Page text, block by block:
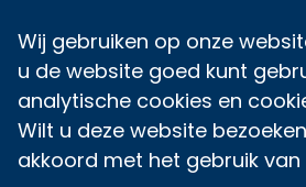
Wij gebruiken op onze
u de website goed kunt
analytische cookies en
Wilt u deze website
akkoord met het gebruik van